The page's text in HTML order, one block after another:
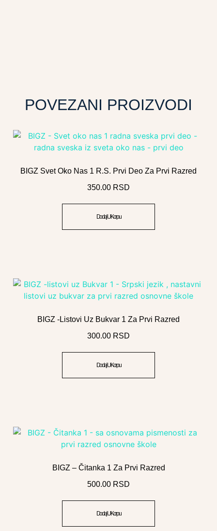
POVEZANI PROIZVODI
BIGZ Svet Oko Nas 1 R.s. Prvi Deo Za Prvi Razred
350.00 RSD
Dodaj U Korpu
BIGZ -listovi Uz Bukvar 1 Za Prvi Razred
300.00 RSD
Dodaj U Korpu
BIGZ – Čitanka 1 Za Prvi Razred
500.00 RSD
Dodaj U Korpu